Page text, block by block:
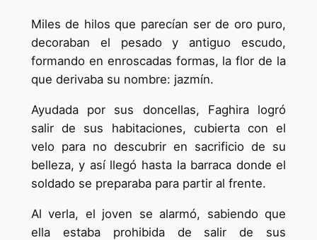
Miles de hilos que parecían ser de oro puro,
decoraban el pesado y antiguo escudo,
formando en enroscadas formas, la flor de la
que derivaba su nombre: jazmín.
Ayudada por sus doncellas, Faghira logró
salir de sus habitaciones, cubierta con el
velo para no descubrir en sacrificio de su
belleza, y así llegó hasta la barraca donde el
soldado se preparaba para partir al frente.
Al verla, el joven se alarmó, sabiendo que
ella estaba prohibida de salir de sus